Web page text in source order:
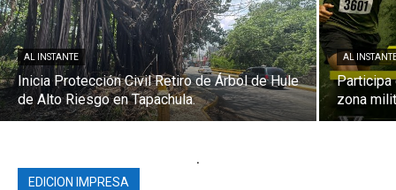
AL INSTANTE
Inicia Protección Civil Retiro de Árbol de Hule
de Alto Riesgo en Tapachula.
AL
Participa
zona
.
EDICION IMPRESA